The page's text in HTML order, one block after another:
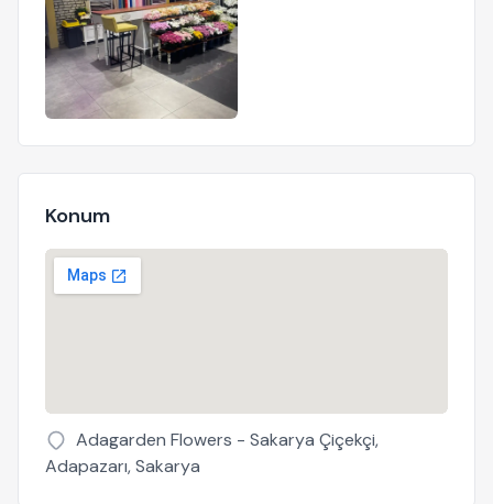
Konum
Adagarden Flowers - Sakarya Çiçekçi,
Adapazarı, Sakarya